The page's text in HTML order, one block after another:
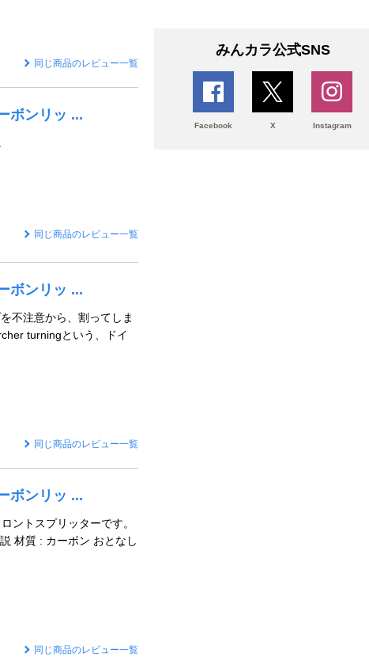
同じ商品のレビュー一覧
ボンリッ ...
同じ商品のレビュー一覧
ボンリッ ...
不注意から、割ってしま
turningという、ドイ
同じ商品のレビュー一覧
ボンリッ ...
ントスプリッターです。
材質 : カーボン おとなし
同じ商品のレビュー一覧
みんカラ公式SNS
Facebook X Instagram